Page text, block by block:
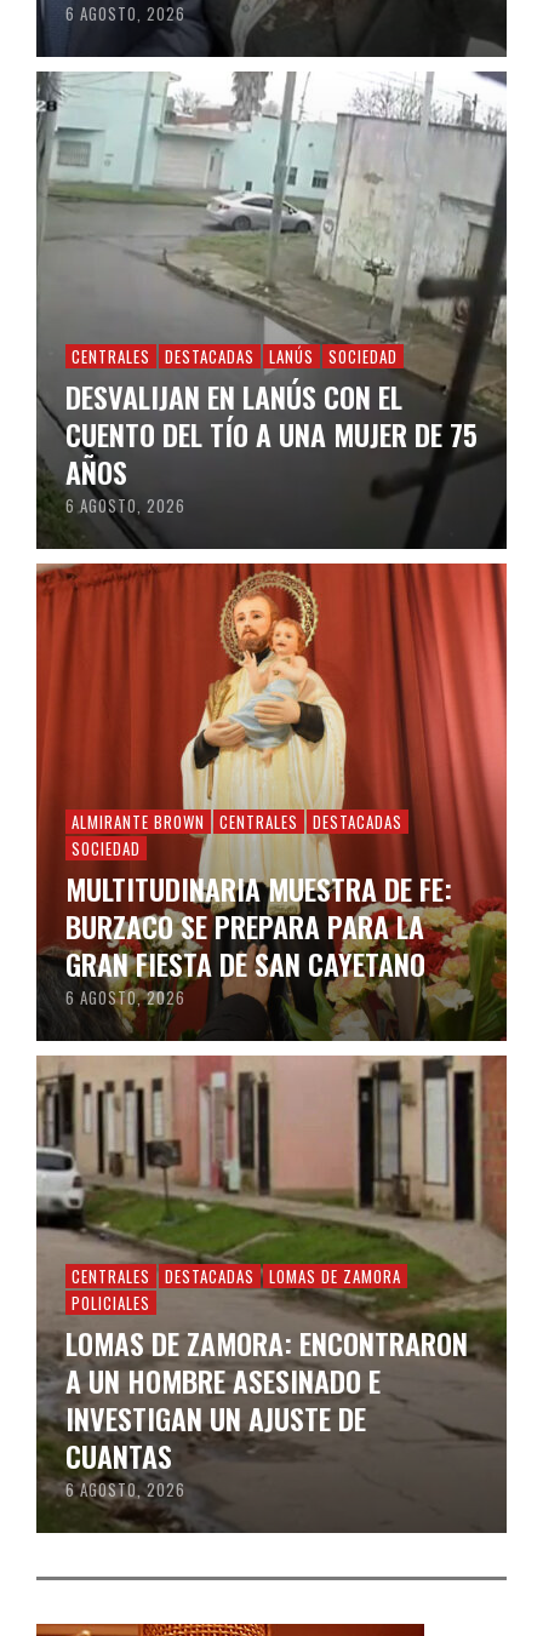
6 AGOSTO, 2026
CENTRALES DESTACADAS LANÚS SOCIEDAD
DESVALIJAN EN LANÚS CON EL
CUENTO DEL TÍO A UNA MUJER DE 75
AÑOS
6 AGOSTO, 2026
ALMIRANTE BROWN CENTRALES
DESTACADAS
SOCIEDAD
MULTITUDINARIA MUESTRA DE FE:
BURZACO SE PREPARA PARA LA
GRAN FIESTA DE SAN CAYETANO
6 AGOSTO, 2026
CENTRALES DESTACADAS
LOMAS DE ZAMORA
POLICIALES
LOMAS DE ZAMORA: ENCONTRARON
A UN HOMBRE ASESINADO E
INVESTIGAN UN AJUSTE DE
CUANTAS
6 AGOSTO, 2026